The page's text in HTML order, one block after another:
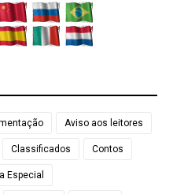
Aviso aos leitores
Classificados Contos
Especial